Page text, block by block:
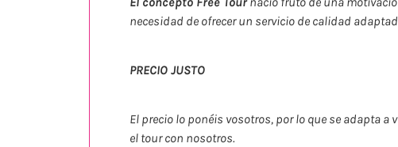
necesidad de ofrecer un servicio de calidad
PRECIO JUSTO
El precio lo ponéis vosotros, por lo que se adapta
el tour con nosotros.